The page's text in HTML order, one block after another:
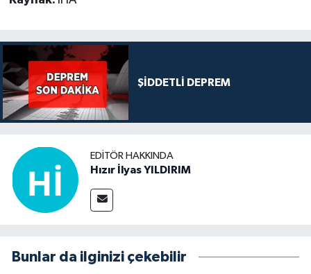
ŞİDDETLİ DEPREM
EDITÖR HAKKINDA
Hızır İlyas YILDIRIM
Bunlar da ilginizi çekebilir